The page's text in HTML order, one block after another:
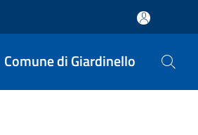
Comune di Giardinello